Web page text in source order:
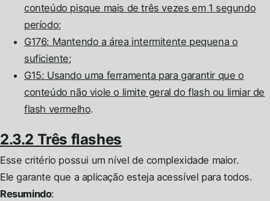
conteúdo pisque mais de três vezes em 1 segundo
período;
G176: Mantendo a área intermitente pequena o
suficiente;
G15: Usando uma ferramenta para garantir que o
conteúdo não viole o limite geral do flash ou limiar de
flash vermelho.
2.3.2 Três flashes
Esse critério possui um nível de complexidade maior.
Ele garante que a aplicação esteja acessível para todos.
Resumindo: